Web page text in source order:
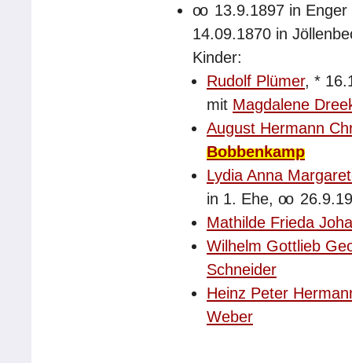
oo 13.9.1897 in
14.09.1870 in
Kinder:
Rudolf Plümer, *
mit Magdalene
August Hermann
Bobbenkamp
Lydia Anna
in 1. Ehe, oo
Mathilde Frieda
Wilhelm Gottlieb
Schneider
Heinz Peter
Weber